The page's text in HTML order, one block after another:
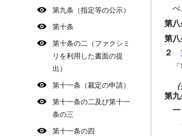
第九条（指定等の公示）
第十条
第十条の二（ファクシミ
リを利用した書面の提
出）
第十一条（裁定の申請）
第十一条の二及び第十一
条の三
第十一条の四
第
第
２
第